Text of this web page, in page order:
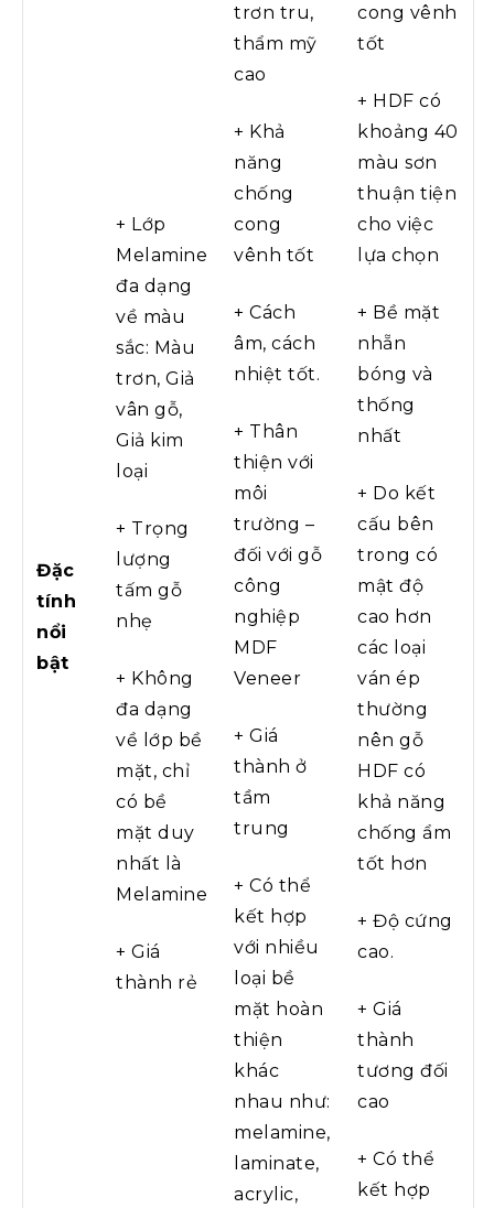
Đặc
tính
nổi
bật
+ Lớp
Melamine
đa dạng
về màu
sắc: Màu
trơn, Giả
vân gỗ,
Giả kim
loại
+ Trọng
lượng
tấm gỗ
nhẹ
+ Không
đa dạng
về lớp bề
mặt, chỉ
có bề
mặt duy
nhất là
Melamine
+ Giá
thành rẻ
trơn tru,
thẩm mỹ
cao
+ Khả
năng
chống
cong
vênh tốt
+ Cách
âm, cách
nhiệt tốt.
+ Thân
thiện với
môi
trường –
đối với gỗ
công
nghiệp
MDF
Veneer
+ Giá
thành ở
tầm
trung
+ Có thể
kết hợp
với nhiều
loại bề
mặt hoàn
thiện
khác
nhau như:
melamine,
laminate,
acrylic,
cong vênh
tốt
+ HDF có
khoảng 40
màu sơn
thuận tiện
cho việc
lựa chọn
+ Bề mặt
nhẵn
bóng và
thống
nhất
+ Do kết
cấu bên
trong có
mật độ
cao hơn
các loại
ván ép
thường
nên gỗ
HDF có
khả năng
chống ẩm
tốt hơn
+ Độ cứng
cao.
+ Giá
thành
tương đối
cao
+ Có thể
kết hợp